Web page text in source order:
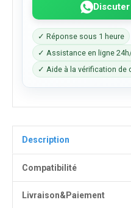
✓ Réponse sous 1 heure
✓ Assistance en ligne
✓ Aide à la vérification de
Description
Compatibilité
Livraison&Paiement